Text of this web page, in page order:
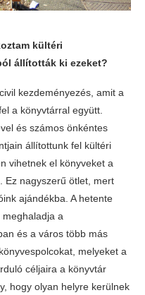
kültéri
állították ki ezeket?
kezdeményezés, amit a
a könyvtárral együtt.
és számos önkéntes
állítottunk fel kültéri
vihetnek el könyveket a
Ez nagyszerű ötlet, mert
ajándékba. A hetente
a
és a város több más
melyeket a
céljaira a könyvtár
hogy olyan helyre kerülnek